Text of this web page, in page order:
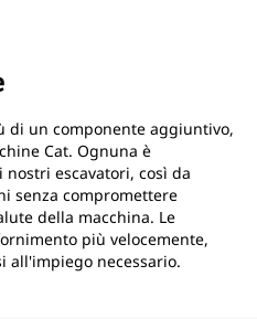
di un componente aggiuntivo,
Cat. Ognuna è
escavatori, così da
senza compromettere
della macchina. Le
più velocemente,
all'impiego necessario.